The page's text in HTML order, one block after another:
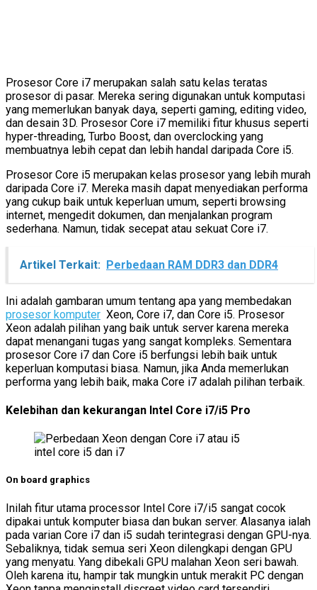
Prosesor Core i7 merupakan salah satu kelas teratas
prosesor di pasar. Mereka sering digunakan untuk komputasi
yang memerlukan banyak daya, seperti gaming, editing video,
dan desain 3D. Prosesor Core i7 memiliki fitur khusus seperti
hyper-threading, Turbo Boost, dan overclocking yang
membuatnya lebih cepat dan lebih handal daripada Core i5.
Prosesor Core i5 merupakan kelas prosesor yang lebih murah
daripada Core i7. Mereka masih dapat menyediakan performa
yang cukup baik untuk keperluan umum, seperti browsing
internet, mengedit dokumen, dan menjalankan program
sederhana. Namun, tidak secepat atau sekuat Core i7.
Artikel Terkait: Perbedaan RAM DDR3 dan DDR4
Ini adalah gambaran umum tentang apa yang membedakan
prosesor komputer Xeon, Core i7, dan Core i5. Prosesor
Xeon adalah pilihan yang baik untuk server karena mereka
dapat menangani tugas yang sangat kompleks. Sementara
prosesor Core i7 dan Core i5 berfungsi lebih baik untuk
keperluan komputasi biasa. Namun, jika Anda memerlukan
performa yang lebih baik, maka Core i7 adalah pilihan terbaik.
Kelebihan dan kekurangan Intel Core i7/i5 Pro
intel core i5 dan i7
On board graphics
Inilah fitur utama processor Intel Core i7/i5 sangat cocok
dipakai untuk komputer biasa dan bukan server. Alasanya ialah
pada varian Core i7 dan i5 sudah terintegrasi dengan GPU-nya.
Sebaliknya, tidak semua seri Xeon dilengkapi dengan GPU
yang menyatu. Yang dibekali GPU malahan Xeon seri bawah.
Oleh karena itu, hampir tak mungkin untuk merakit PC dengan